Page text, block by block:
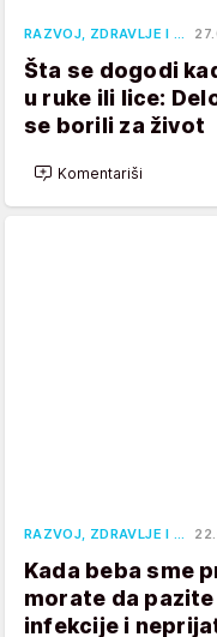
RAZVOJ, ZDRAVLJE I …
Šta se dogodi
u ruke ili lice:
se borili za život
Komentariši
RAZVOJ, ZDRAVLJE I …
Kada beba sme
morate da
infekcije i